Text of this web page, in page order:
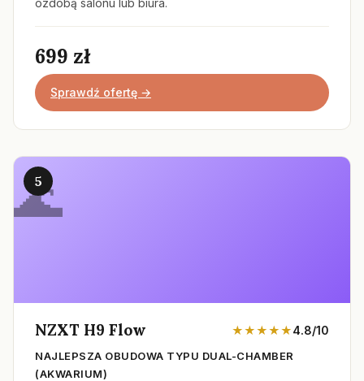
ozdobą salonu lub biura.
699 zł
Sprawdź ofertę →
5
NZXT H9 Flow ★★★★★4.8/10
NAJLEPSZA OBUDOWA TYPU DUAL-CHAMBER
(AKWARIUM)